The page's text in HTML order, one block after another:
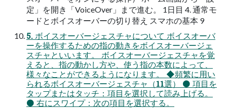
定」を開き「VoiceOver」まで進む。 1日目 4. 通常モ
ードとボイスオーバーの切り替え スマホの基本 9
5. ボイスオーバージェスチャについて ボイスオーバ
ーを操作するための指の動きをボイスオーバージェ
スチャといいます。 ボイスオーバージェスチャを覚
えると、指の動かし方や、使う指の本数によって、
様々なことができるようになります。 ◆頻繁に用い
られるボイスオーバージェスチャ（11選） ⚫ 項目を
タップまたはタッチ：項目を選択して読み上げる。
⚫ 右にスワイプ：次の項目を選択する。